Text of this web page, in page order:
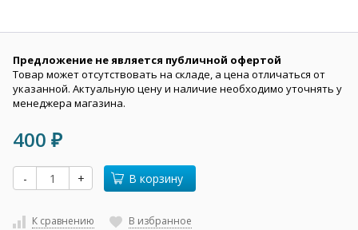
Предложение не является публичной офертой
Товар может отсутствовать на складе, а цена отличаться от
указанной. Актуальную цену и наличие необходимо уточнять у
менеджера магазина.
400 ₽
- + В корзину
К сравнению В избранное